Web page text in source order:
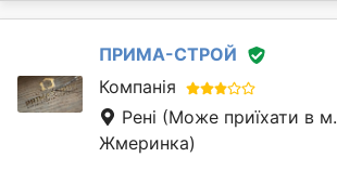
ПРИМА-СТРОЙ
Компанія
Рені (Може приїхати в м.
Жмеринка)